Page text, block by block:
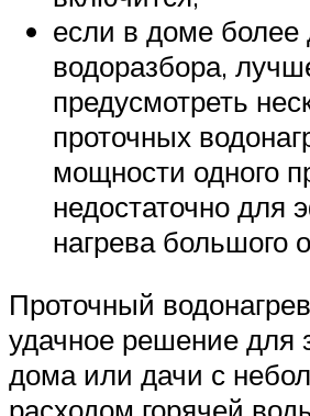
если в доме более
водоразбора,
предусмотреть
проточных
мощности одного
недостаточно для
нагрева большого
Проточный
удачное решение для
дома или дачи с